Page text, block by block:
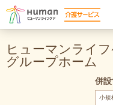
ヒューマンライ
グループホーム
併
小規